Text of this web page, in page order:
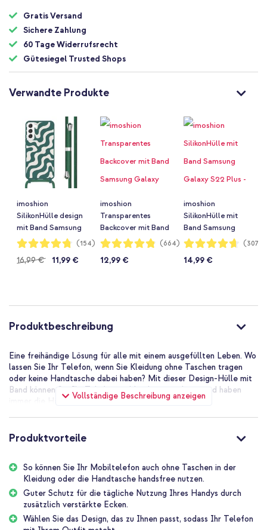
Gratis Versand
Sichere Zahlung
60 Tage Widerrufsrecht
Gütesiegel Trusted Shops
Verwandte Produkte
imoshion
SilikonHülle design
mit Band Samsung
Galaxy S22 Plus -
Groovy
Bewertung:
95%
(154)
16,99 € 11,99 €
imoshion
Transparentes
Backcover mit Band
Samsung Galaxy
gold
Bewertung:
96%
(664)
12,99 €
imoshion
SilikonHülle mit
Band Samsung
Galaxy S22 Plus -
Bewertung:
93%
(307)
14,99 €
Produktbeschreibung
Vollständige Beschreibung anzeigen
Eine freihändige Lösung für alle mit einem ausgefüllten Leben. Wo
lassen Sie Ihr Telefon, wenn Sie Kleidung ohne Taschen tragen
oder keine Handtasche dabei haben? Mit dieser Design-Hülle mit
Band können Sie Ihr Telefon problemlos mitnehmen und haben
immer die Hände frei.
Das Band hat einen Durchmesser von 5 mm und ist aus robustem
schneidet.
Dank des silbernen Schiebedesigns lässt sich das Band ganz
einfach auf die richtige Länge einstellen. Machen Sie es lang,
wenn Sie die Hülle quer über der Brust tragen wollen, und kürzer,
wenn Sie es lieber um den Hals oder das Handgelenk tragen.
Produktvorteile
So können Sie Ihr Mobiltelefon auch ohne Taschen in der
Kleidung oder die Handtasche handsfree nutzen.
Guter Schutz für die tägliche Nutzung Ihres Handys durch
zusätzlich verstärkte Ecken.
Wählen Sie das Design, das zu Ihnen passt, sodass Ihr Telefon